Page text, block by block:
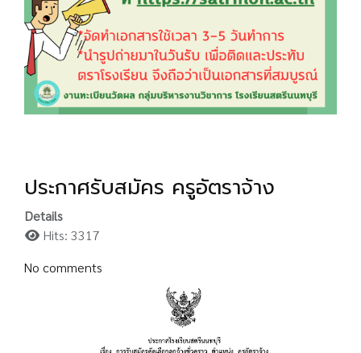
ประกาศรับสมัคร ครูอัตราจ้าง
Details
Hits: 3317
No comments